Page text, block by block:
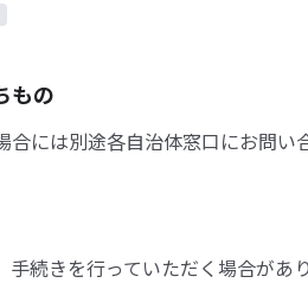
もの
には別途各自治体窓口にお問い
手続きを行っていただく場合があ